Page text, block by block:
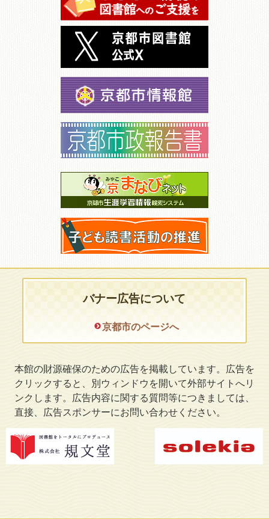
バナー広告について
京都市のページへ
本館の財源確保のための広告を掲載しています。広告を
クリックすると、別ウィンドウを開いて外部サイトへリ
ンクします。広告内容に関する質問等につきましては、
直接、広告スポンサーにお問い合わせください。